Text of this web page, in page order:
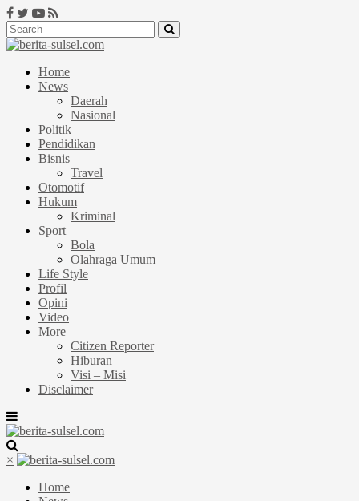
Home
News
Daerah
Nasional
Politik
Pendidikan
Bisnis
Travel
Otomotif
Hukum
Kriminal
Sport
Bola
Olahraga Umum
Life Style
Profil
Opini
Video
More
Citizen Reporter
Hiburan
Visi – Misi
Disclaimer
×
Home